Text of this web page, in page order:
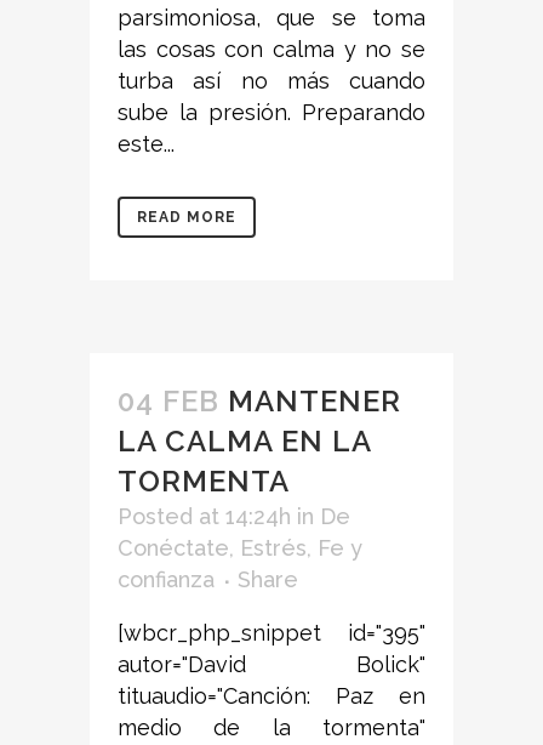
parsimoniosa, que se toma
las cosas con calma y no se
turba así no más cuando
sube la presión. Preparando
este...
READ MORE
04 FEB MANTENER
LA CALMA EN LA
TORMENTA
Posted at 14:24h in De
Conéctate, Estrés, Fe y
confianza
Share
[wbcr_php_snippet id="395"
autor="David Bolick"
tituaudio="Canción: Paz en
medio de la tormenta"